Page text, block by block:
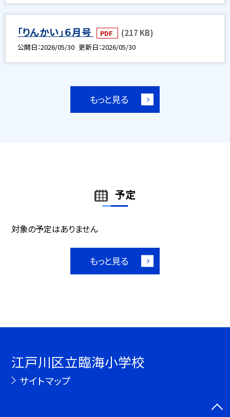
「りんかい」６月号 PDF (217 KB)
公開日 2026/05/30 更新日 2026/05/30
もっと見る
予定
対象の予定はありません
もっと見る
江戸川区立臨海小学校
サイトマップ